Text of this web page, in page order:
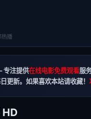
热播
专注提供在线电影免费观看服务
更新。如果喜欢本站请收藏！
HD